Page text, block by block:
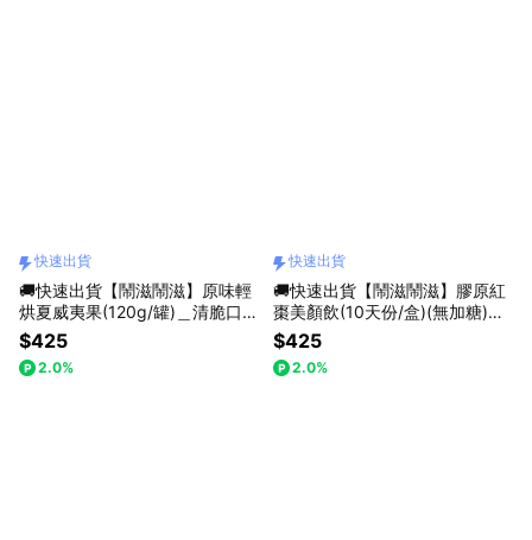
快速出貨
🚚快速出貨【鬧滋鬧滋】原味輕
烘夏威夷果(120g/罐)＿清脆口
感．淡淡奶香＿天然滋味
$425
2.0%
快速出貨
🚚快速出貨【鬧滋鬧滋】膠原紅
棗美顏飲(10天份/盒)(無加糖)＿
養顏美容．維持好氣色＿14 種黃
金配方
$425
2.0%